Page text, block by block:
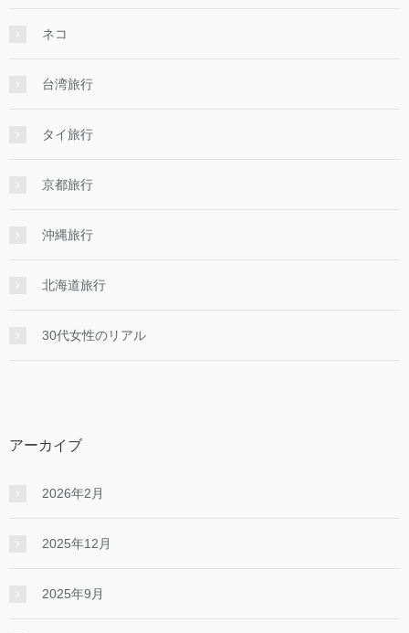
ネコ
台湾旅行
タイ旅行
京都旅行
沖縄旅行
北海道旅行
30代女性のリアル
アーカイブ
2026年2月
2025年12月
2025年9月